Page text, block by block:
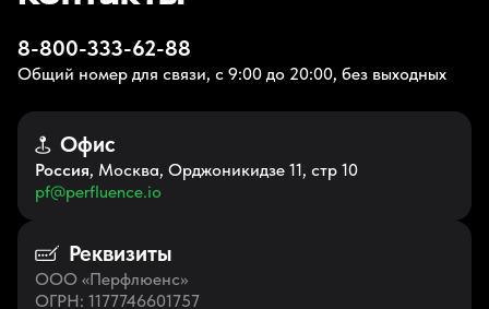
8-800-333-62-88
Общий номер для связи, с 9:00 до 20:00, без выходных
Офис
Россия, Москва, Орджоникидзе 11, стр 10
pf@perfluence.io
Реквизиты
ООО «Перфлюенс»
ОГРН: 1177746601757